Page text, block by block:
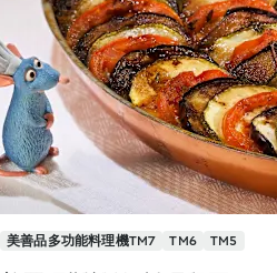
美善品多功能料理機TM7 TM6 TM5